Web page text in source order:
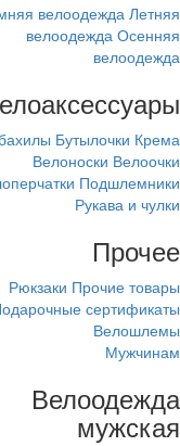
велоодежда Летняя
велоодежда Осенняя
велоодежда
Бутылочки Крема
Велоноски Велоочки
Подшлемники
Рукава и чулки
Прочее
Рюкзаки Прочие товары
сертификаты
Велошлемы
Мужчинам
Велоодежда
мужская